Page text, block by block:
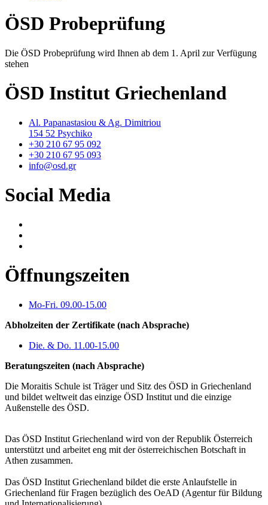
ÖSD Probeprüfung
Die ÖSD Probeprüfung wird Ihnen ab dem 1. April zur Verfügung
stehen
ÖSD Institut Griechenland
Al. Papanastasiou & Ag. Dimitriou
154 52 Psychiko
+30 210 67 95 092
+30 210 67 95 093
info@osd.gr
Social Media
Öffnungszeiten
Mo-Fri. 09.00-15.00
Abholzeiten der Zertifikate (nach Absprache)
Die. & Do. 11.00-15.00
Beratungszeiten (nach Absprache)
Die Moraitis Schule ist Träger und Sitz des ÖSD in Griechenland
und bildet weltweit das einzige ÖSD Institut und die einzige
Außenstelle des ÖSD.
Das ÖSD Institut Griechenland wird von der Republik Österreich
unterstützt und arbeitet eng mit der österreichischen Botschaft in
Athen zusammen.
Das ÖSD Institut Griechenland bildet die erste Anlaufstelle in
Griechenland für Fragen bezüglich des OeAD (Agentur für Bildung